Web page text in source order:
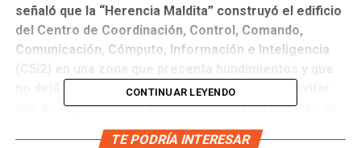
señaló que la “Herencia Maldita” construyó el edificio
del Centro de Coordinación, Control, Comando,
Comunicación, Cómputo, Información e Inteligencia
no dejó bien cimentadas las estructuras para evitar
que en algunos años, estos edificios representen un
riesgo para los trabajadores.
CONTINUAR LEYENDO
TE PODRÍA INTERESAR